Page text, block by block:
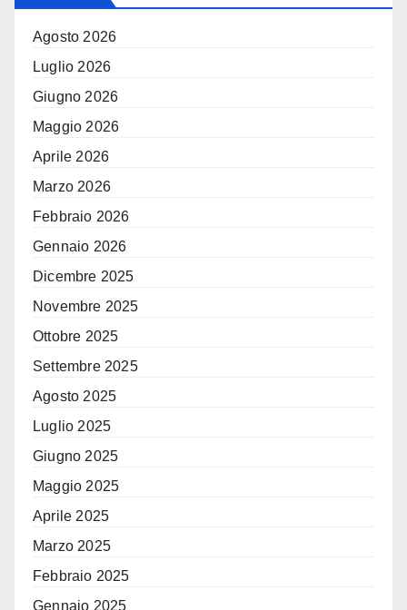
Agosto 2026
Luglio 2026
Giugno 2026
Maggio 2026
Aprile 2026
Marzo 2026
Febbraio 2026
Gennaio 2026
Dicembre 2025
Novembre 2025
Ottobre 2025
Settembre 2025
Agosto 2025
Luglio 2025
Giugno 2025
Maggio 2025
Aprile 2025
Marzo 2025
Febbraio 2025
Gennaio 2025